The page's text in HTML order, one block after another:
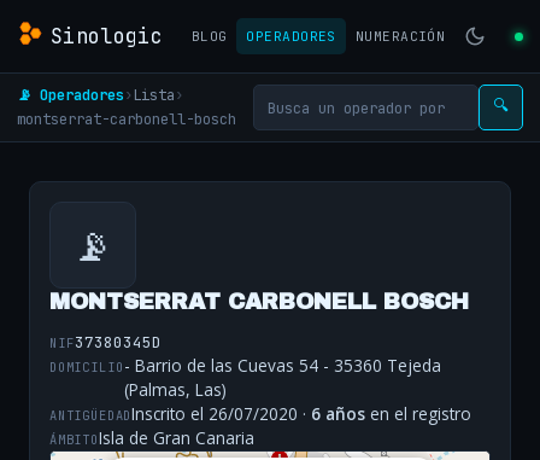
Sinologic BLOG OPERADORES NUMERACIÓN
📡 Operadores› Lista›
montserrat-carbonell-bosch
🔍
📡
MONTSERRAT CARBONELL BOSCH
NIF37380345D
DOMICILIO - Barrio de las Cuevas 54 - 35360 Tejeda
(Palmas, Las)
ANTIGÜEDADInscrito el 26/07/2020 · 6 años en el registro
ÁMBITOIsla de Gran Canaria